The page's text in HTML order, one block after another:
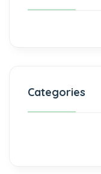
Categories